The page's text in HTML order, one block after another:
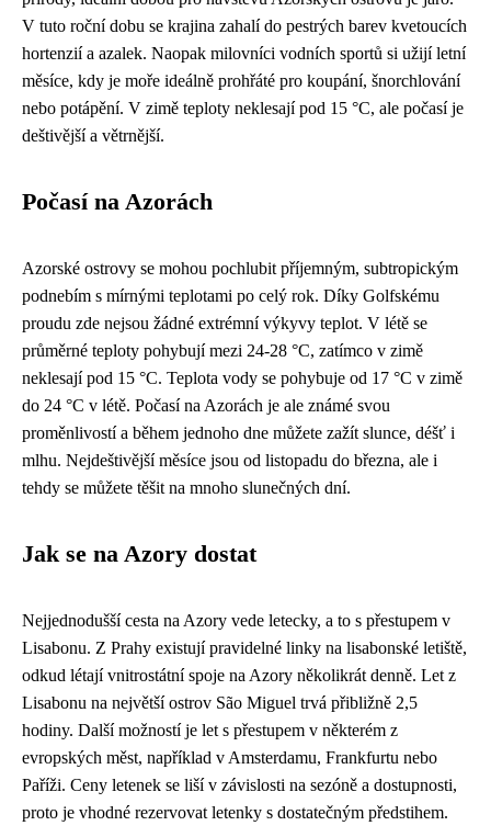
V tuto roční dobu se krajina zahalí do pestrých barev kvetoucích
hortenzií a azalek. Naopak milovníci vodních sportů si užijí letní
měsíce, kdy je moře ideálně prohřáté pro koupání, šnorchlování
nebo potápění. V zimě teploty neklesají pod 15 °C, ale počasí je
deštivější a větrnější.
Počasí na Azorách
Azorské ostrovy se mohou pochlubit příjemným, subtropickým
podnebím s mírnými teplotami po celý rok. Díky Golfskému
proudu zde nejsou žádné extrémní výkyvy teplot. V létě se
průměrné teploty pohybují mezi 24-28 °C, zatímco v zimě
neklesají pod 15 °C. Teplota vody se pohybuje od 17 °C v zimě
do 24 °C v létě. Počasí na Azorách je ale známé svou
proměnlivostí a během jednoho dne můžete zažít slunce, déšť i
mlhu. Nejdeštivější měsíce jsou od listopadu do března, ale i
tehdy se můžete těšit na mnoho slunečných dní.
Jak se na Azory dostat
Nejjednodušší cesta na Azory vede letecky, a to s přestupem v
Lisabonu. Z Prahy existují pravidelné linky na lisabonské letiště,
odkud létají vnitrostátní spoje na Azory několikrát denně. Let z
Lisabonu na největší ostrov São Miguel trvá přibližně 2,5
hodiny. Další možností je let s přestupem v některém z
evropských měst, například v Amsterdamu, Frankfurtu nebo
Paříži. Ceny letenek se liší v závislosti na sezóně a dostupnosti,
proto je vhodné rezervovat letenky s dostatečným předstihem.